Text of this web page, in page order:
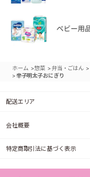
ホーム >惣菜 >弁当・ごはん >
>辛子明太子おにぎり
配送エリア
会社概要
特定商取引法に基づく表示